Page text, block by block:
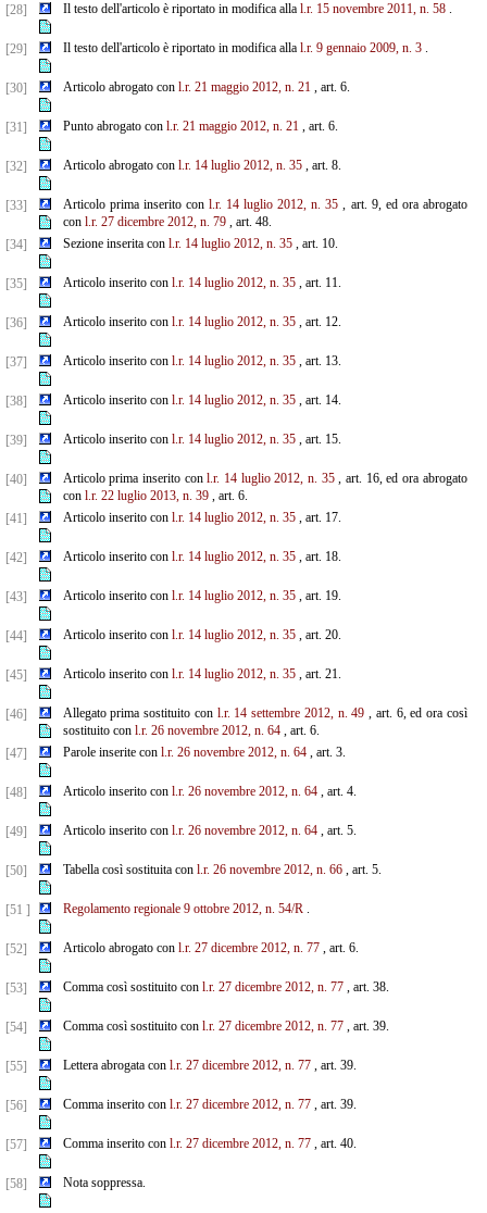
[28] Il testo dell'articolo è riportato in modifica alla l.r. 15 novembre 2011, n. 58.
[29] Il testo dell'articolo è riportato in modifica alla l.r. 9 gennaio 2009, n. 3.
[30] Articolo abrogato con l.r. 21 maggio 2012, n. 21, art. 6.
[31] Punto abrogato con l.r. 21 maggio 2012, n. 21, art. 6.
[32] Articolo abrogato con l.r. 14 luglio 2012, n. 35, art. 8.
[33] Articolo prima inserito con l.r. 14 luglio 2012, n. 35 , art. 9, ed ora abrogato
con l.r. 27 dicembre 2012, n. 79, art. 48.
[34]
Sezione inserita con l.r. 14 luglio 2012, n. 35, art. 10.
[35] Articolo inserito con l.r. 14 luglio 2012, n. 35, art. 11.
[36] Articolo inserito con l.r. 14 luglio 2012, n. 35, art. 12.
[37] Articolo inserito con l.r. 14 luglio 2012, n. 35, art. 13.
[38] Articolo inserito con l.r. 14 luglio 2012, n. 35, art. 14.
[39] Articolo inserito con l.r. 14 luglio 2012, n. 35, art. 15.
[40] Articolo prima inserito conl.r. 14 luglio 2012, n. 35, art. 16, ed ora abrogato
con l.r. 22 luglio 2013, n. 39, art. 6.
[41]
Articolo inserito con l.r. 14 luglio 2012, n. 35, art. 17.
[42] Articolo inserito con l.r. 14 luglio 2012, n. 35, art. 18.
[43] Articolo inserito con l.r. 14 luglio 2012, n. 35, art. 19.
[44] Articolo inserito con l.r. 14 luglio 2012, n. 35, art. 20.
[45] Articolo inserito con l.r. 14 luglio 2012, n. 35, art. 21.
[46] Allegato prima sostituito con l.r. 14 settembre 2012, n. 49 , art. 6, ed ora così
sostituito con l.r. 26 novembre 2012, n. 64, art. 6.
[47]
Parole inserite con l.r. 26 novembre 2012, n. 64, art. 3.
[48] Articolo inserito con l.r. 26 novembre 2012, n. 64, art. 4.
[49] Articolo inserito con l.r. 26 novembre 2012, n. 64, art. 5.
[50] Tabella così sostituita con l.r. 26 novembre 2012, n. 66, art. 5.
[51 ] Regolamento regionale 9 ottobre 2012, n. 54/R.
[52] Articolo abrogato con l.r. 27 dicembre 2012, n. 77, art. 6.
[53] Comma così sostituito con l.r. 27 dicembre 2012, n. 77, art. 38.
[54] Comma così sostituito con l.r. 27 dicembre 2012, n. 77, art. 39.
[55] Lettera abrogata con l.r. 27 dicembre 2012, n. 77, art. 39.
[56] Comma inserito con l.r. 27 dicembre 2012, n. 77, art. 39.
[57] Comma inserito con l.r. 27 dicembre 2012, n. 77, art. 40.
[58] Nota soppressa.